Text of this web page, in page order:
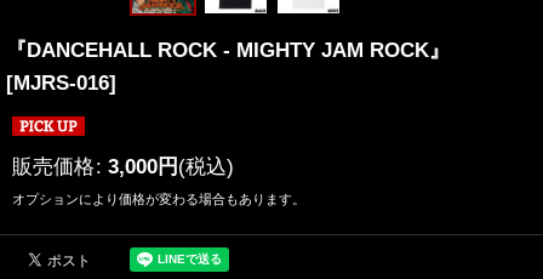
『DANCEHALL ROCK - MIGHTY JAM ROCK』
[MJRS-016]
販売価格: 3,000円(税込)
オプションにより価格が変わる場合もあります。